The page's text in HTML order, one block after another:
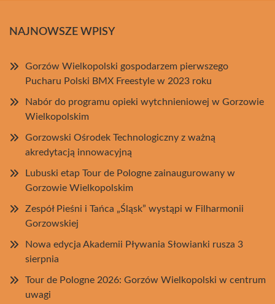
NAJNOWSZE WPISY
Gorzów Wielkopolski gospodarzem pierwszego
Pucharu Polski BMX Freestyle w 2023 roku
Nabór do programu opieki wytchnieniowej w Gorzowie
Wielkopolskim
Gorzowski Ośrodek Technologiczny z ważną
akredytacją innowacyjną
Lubuski etap Tour de Pologne zainaugurowany w
Gorzowie Wielkopolskim
Zespół Pieśni i Tańca „Śląsk” wystąpi w Filharmonii
Gorzowskiej
Nowa edycja Akademii Pływania Słowianki rusza 3
sierpnia
Tour de Pologne 2026: Gorzów Wielkopolski w centrum
uwagi